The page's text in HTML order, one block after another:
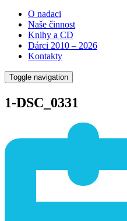
O nadaci
Naše činnost
Knihy a CD
Dárci 2010 – 2026
Kontakty
Toggle navigation
1-DSC_0331